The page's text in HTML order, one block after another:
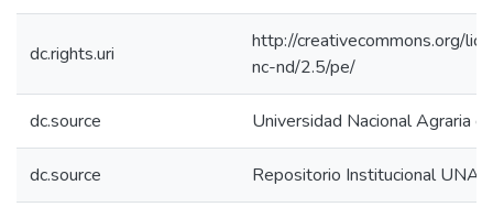
dc.rights.uri
http://creativecommons.org/
nc-nd/2.5/pe/
dc.source Universidad Nacional Agraria
dc.source Repositorio Institucional UNAS